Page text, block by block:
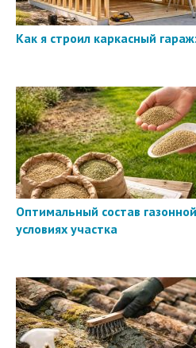
Как я строил каркасный
Оптимальный состав
условиях участка